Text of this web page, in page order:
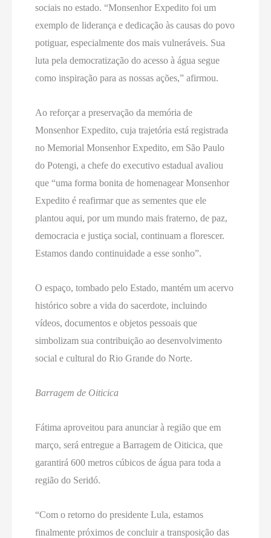
sociais no estado. “Monsenhor Expedito foi um
exemplo de liderança e dedicação às causas do povo
potiguar, especialmente dos mais vulneráveis. Sua
luta pela democratização do acesso à água segue
como inspiração para as nossas ações,” afirmou.
Ao reforçar a preservação da memória de
Monsenhor Expedito, cuja trajetória está registrada
no Memorial Monsenhor Expedito, em São Paulo
do Potengi, a chefe do executivo estadual avaliou
que “uma forma bonita de homenagear Monsenhor
Expedito é reafirmar que as sementes que ele
plantou aqui, por um mundo mais fraterno, de paz,
democracia e justiça social, continuam a florescer.
Estamos dando continuidade a esse sonho”.
O espaço, tombado pelo Estado, mantém um acervo
histórico sobre a vida do sacerdote, incluindo
vídeos, documentos e objetos pessoais que
simbolizam sua contribuição ao desenvolvimento
social e cultural do Rio Grande do Norte.
Barragem de Oiticica
Fátima aproveitou para anunciar à região que em
março, será entregue a Barragem de Oiticica, que
garantirá 600 metros cúbicos de água para toda a
região do Seridó.
“Com o retorno do presidente Lula, estamos
finalmente próximos de concluir a transposição das